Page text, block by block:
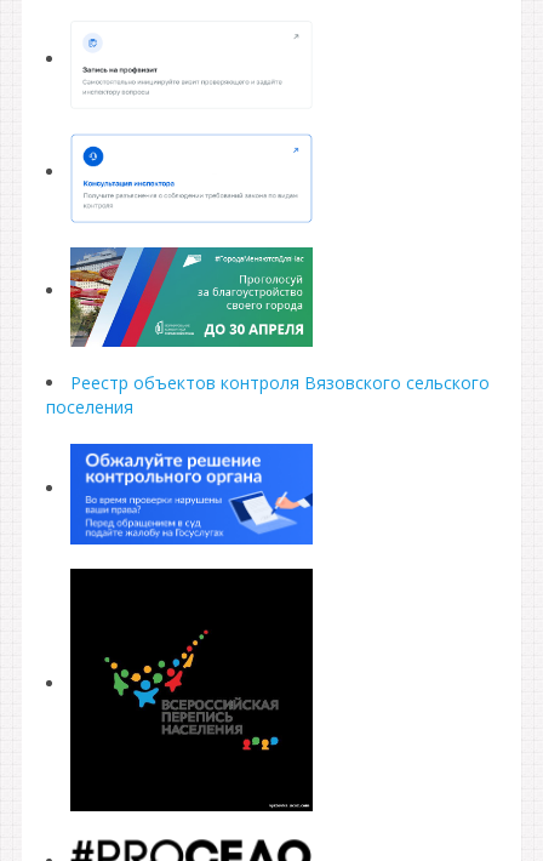
Реестр объектов контроля Вязовского сельского
поселения